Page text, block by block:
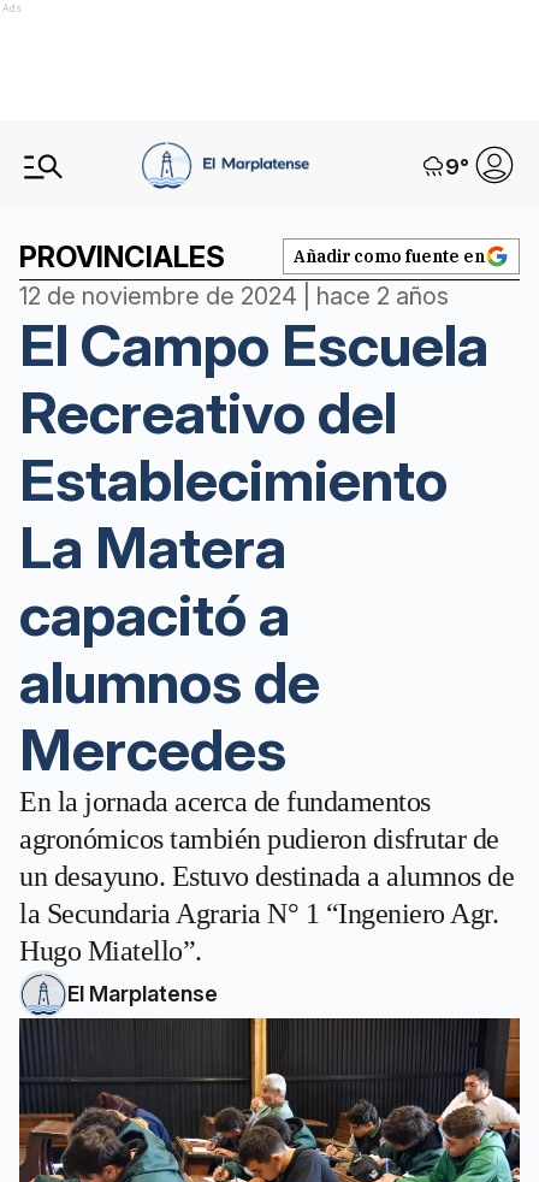
Ads
9°
PROVINCIALES Añadir como fuente en
12 de noviembre de 2024 | hace 2 años
El Campo Escuela
Recreativo del
Establecimiento
La Matera
capacitó a
alumnos de
Mercedes
En la jornada acerca de fundamentos
agronómicos también pudieron disfrutar de
un desayuno. Estuvo destinada a alumnos de
la Secundaria Agraria N° 1 “Ingeniero Agr.
Hugo Miatello”.
El Marplatense